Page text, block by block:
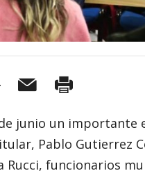
junio un importante
Pablo Gutierrez
Rucci, funcionarios